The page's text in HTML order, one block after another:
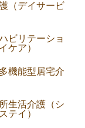
（デイサービ
ビリテーショ
ケア）
機能型居宅介
生活介護（シ
テイ）